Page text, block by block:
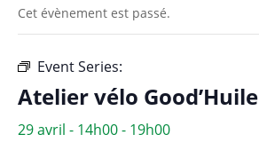
Cet évènement est passé.
Event Series:
Atelier vélo Good’Huile
29 avril - 14h00- 19h00